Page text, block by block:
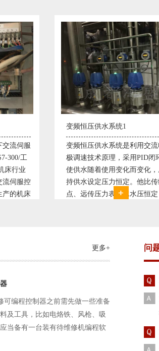
流电机无
环控制
从而维
传统电接
定，因此
直流调速控制系统1
西门子6RA70直流驱动装置/
590P直流调速装置/可编程序
S7-300，S7-400/工控机及组
WINCC 冶金行业由于其控制
普遍使用直流驱动装置，图
更多+
可编程控制器之前需先做一些准备
及工具，比如电烙铁、风枪、吸
当备有一台装有待维修机编程软
于待修机常常是从工作系统中拆
问